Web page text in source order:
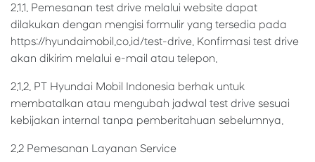
2.1.1. Pemesanan test drive melalui website dapat
dilakukan dengan mengisi formulir yang tersedia pada
https://hyundaimobil.co.id/test-drive. Konfirmasi test drive
akan dikirim melalui e-mail atau telepon.
2.1.2. PT Hyundai Mobil Indonesia berhak untuk
membatalkan atau mengubah jadwal test drive sesuai
kebijakan internal tanpa pemberitahuan sebelumnya.
2.2 Pemesanan Layanan Service